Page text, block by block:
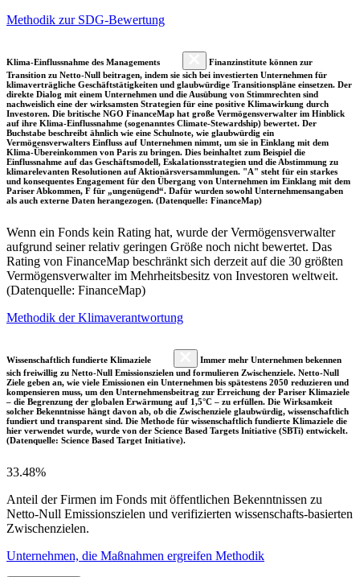
Methodik zur SDG-Bewertung
Klima-Einflussnahme des Managements
Finanzinstitute können zur
Transition zu Netto-Null beitragen, indem sie sich bei investierten Unternehmen für
klimaverträgliche Geschäftstätigkeiten und glaubwürdige Transitionspläne einsetzen. Der
direkte Dialog mit einem Unternehmen und die Ausübung von Stimmrechten sind
nachweislich eine der wirksamsten Strategien für eine positive Klimawirkung durch
Investoren. Die britische NGO FinanceMap hat große Vermögensverwalter im Hinblick
auf ihre Klima-Einflussnahme (sogenanntes Climate-Stewardship) bewertet. Der
Buchstabe beschreibt ähnlich wie eine Schulnote, wie glaubwürdig ein
Vermögensverwalters Einfluss auf Unternehmen nimmt, um sie in Einklang mit dem
Klima-Übereinkommen von Paris zu bringen. Dies beinhaltet zum Beispiel die
Einflussnahme auf das Geschäftsmodell, Eskalationsstrategien und die Abstimmung zu
klimarelevanten Resolutionen auf Aktionärsversammlungen. "A" steht für ein starkes
und konsequentes Engagement für den Übergang von Unternehmen im Einklang mit dem
Pariser Abkommen, F für „ungenügend“. Dafür wurden sowohl Unternehmensangaben
als auch externe Daten herangezogen. (Datenquelle: FinanceMap)
Wenn ein Fonds kein Rating hat, wurde der Vermögensverwalter
aufgrund seiner relativ geringen Größe noch nicht bewertet. Das
Rating von FinanceMap beschränkt sich derzeit auf die 30 größten
Vermögensverwalter im Mehrheitsbesitz von Investoren weltweit.
(Datenquelle: FinanceMap)
Methodik der Klimaverantwortung
Wissenschaftlich fundierte Klimaziele
Immer mehr Unternehmen bekennen
sich freiwillig zu Netto-Null Emissionszielen und formulieren Zwischenziele. Netto-Null
Ziele geben an, wie viele Emissionen ein Unternehmen bis spätestens 2050 reduzieren und
kompensieren muss, um den Unternehmensbeitrag zur Erreichung der Pariser Klimaziele
– die Begrenzung der globalen Erwärmung auf 1,5°C – zu erfüllen. Die Wirksamkeit
solcher Bekenntnisse hängt davon ab, ob die Zwischenziele glaubwürdig, wissenschaftlich
fundiert und transparent sind. Die Methode für wissenschaftlich fundierte Klimaziele die
hier verwendet wurde, wurde von der Science Based Targets Initiative (SBTi) entwickelt.
(Datenquelle: Science Based Target Initiative).
33.48%
Anteil der Firmen im Fonds mit öffentlichen Bekenntnissen zu
Netto-Null Emissionszielen und verifizierten wissenschafts-basierten
Zwischenzielen.
Unternehmen, die Maßnahmen ergreifen Methodik